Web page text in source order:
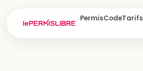
PermisCodeTarifs